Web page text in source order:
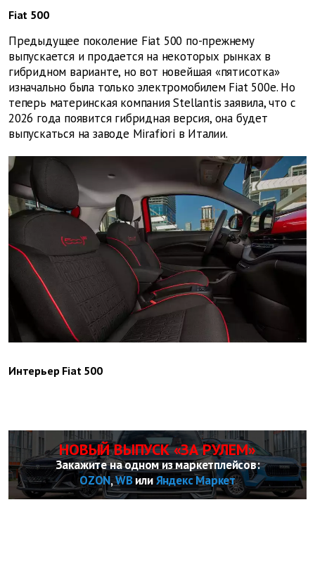
Fiat 500
Предыдущее поколение Fiat 500 по-прежнему
выпускается и продается на некоторых рынках в
гибридном варианте, но вот новейшая «пятисотка»
изначально была только электромобилем Fiat 500e. Но
теперь материнская компания Stellantis заявила, что с
2026 года появится гибридная версия, она будет
выпускаться на заводе Mirafiori в Италии.
Интерьер Fiat 500
НОВЫЙ ВЫПУСК «ЗА РУЛЕМ»
Закажите на одном из маркетплейсов:
OZON,WBилиЯндекс Маркет